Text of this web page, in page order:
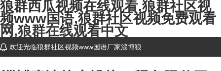
狼群西瓜视频在线观看,狼群社区视
频www国语,狼群社区视频免费观看
网,狼群在线观看中文
欢迎光临狼群社区视频www国语厂家淄博狼